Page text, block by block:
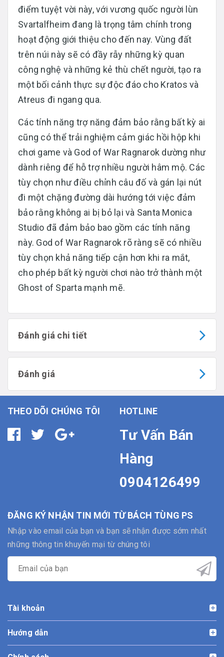
điểm tuyệt vời này, với vương quốc người lùn
Svartalfheim đang là trọng tâm chính trong
hoạt động giới thiệu cho đến nay. Vùng đất
trên núi này sẽ có đầy rẫy những kỳ quan
công nghệ và những kẻ thù chết người, tạo ra
một bối cảnh thực sự độc đáo cho Kratos và
Atreus đi ngang qua.
Các tính năng trợ năng đảm bảo rằng bất kỳ ai
cũng có thể trải nghiệm cảm giác hồi hộp khi
chơi game và God of War Ragnarok dường như
dành riêng để hỗ trợ nhiều người hâm mộ. Các
tùy chọn như điều chỉnh câu đố và gán lại nút
đi một chặng đường dài hướng tới việc đảm
bảo rằng không ai bị bỏ lại và Santa Monica
Studio đã đảm bảo bao gồm các tính năng
này. God of War Ragnarok rõ ràng sẽ có nhiều
tùy chọn khả năng tiếp cận hơn khi ra mắt,
cho phép bất kỳ người chơi nào trở thành một
Ghost of Sparta mạnh mẽ.
Đánh giá chi tiết
Đánh giá
THEO DÕI CHÚNG TÔI HOTLINE
Tư Vấn Bán
Hàng
0904126499
ĐĂNG KÝ NHẬN TIN MỚI TỪ BÁCH TÙNG PS
Nhập vào email của bạn và bạn sẽ nhận được sớm nhất
những thông tin khuyến mại từ chúng tôi
Tài khoản
Hướng dẫn